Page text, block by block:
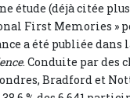
étude (déjà citée
First Memories »
a été publiée dans
. Conduite par des
Bradford et